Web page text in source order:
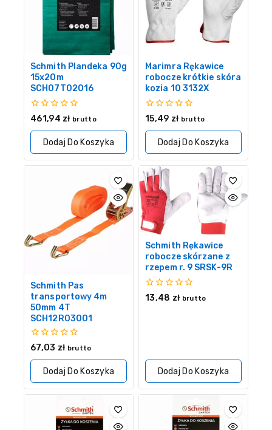
Schmith Plandeka 90g
15x20m
SCH07T02016
0
5
461,94 zł brutto
Dodaj Do Koszyka
Marimra Rękawice
robocze krótkie skóra
kozia 10 3132X
0
5
15,49 zł brutto
Dodaj Do Koszyka
Schmith Pas
transportowy 4m
50mm 4T
SCH12R03001
0
5
67,03 zł brutto
Dodaj Do Koszyka
Schmith Rękawice
robocze skórzane z
rzepem r. 9 SRSK-9R
0
13,48 zł brutto
Dodaj Do Koszyka